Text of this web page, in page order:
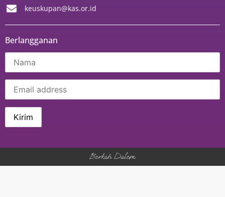
keuskupan@kas.or.id
Berlangganan
Berkah Dalem